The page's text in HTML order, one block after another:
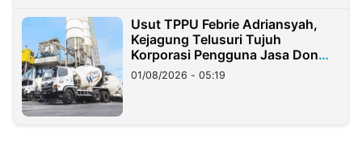
Usut TPPU Febrie Adriansyah,
Kejagung Telusuri Tujuh
Korporasi Pengguna Jasa Don
Ritto
01/08/2026 - 05:19